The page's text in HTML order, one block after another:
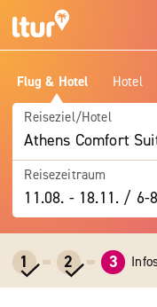
Flug & Hotel Hotel
Reiseziel/Hotel
Reisezeitraum
11.08. -18.11. / 6-8 Tage
1 2 3